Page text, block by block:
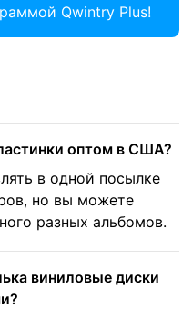
Qwintry Plus!
оптом в США?
в одной посылке
но вы можете
разных альбомов.
виниловые диски